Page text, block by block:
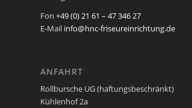
Fon +49 (0) 21 61 – 47 346 27
E-Mail info@hnc-friseureinrichtung.de
ANFAHRT
Rollbursche UG (haftungsbeschränkt)
Kühlenhof 2a